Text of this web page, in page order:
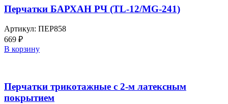
Перчатки БАРХАН РЧ (TL-12/MG-241)
Артикул: ПЕР858
669 ₽
В корзину
Перчатки трикотажные с 2-м латексным
покрытием